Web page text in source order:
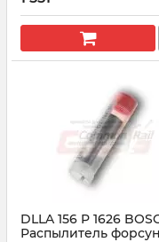
DLLA 156 P 1626
Распылитель